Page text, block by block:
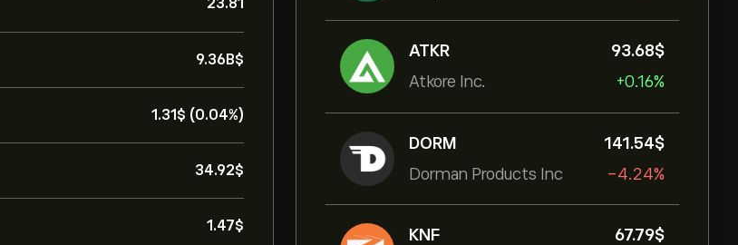
ATKR
Atkore Inc.
93.68‎$‎
+0.16%
DORM
Dorman Products Inc
141.54‎$‎
-4.24%
KNF
67.79‎$‎
9.36B‎$‎
1.31‎$‎ (0.04%)
34.92‎$‎
1.47‎$‎